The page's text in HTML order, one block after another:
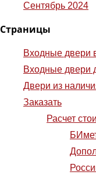
c
Сентябрь 2024
Страницы
Входные двери
Входные двери
Двери из
Заказать
Расчет